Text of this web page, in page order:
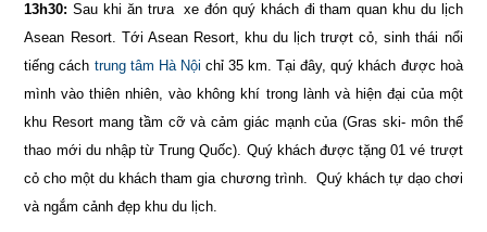
13h30: Sau khi ăn trưa xe đón quý khách đi tham quan khu du lịch
Asean Resort. Tới Asean Resort, khu du lịch trượt cỏ, sinh thái nổi
tiếng cách trung tâm Hà Nội chỉ 35 km. Tại đây, quý khách được hoà
mình vào thiên nhiên, vào không khí trong lành và hiện đại của một
khu Resort mang tầm cỡ và cảm giác mạnh của (Gras ski- môn thể
thao mới du nhập từ Trung Quốc). Quý khách được tặng 01 vé trượt
cỏ cho một du khách tham gia chương trình. Quý khách tự dạo chơi
và ngắm cảnh đẹp khu du lịch.